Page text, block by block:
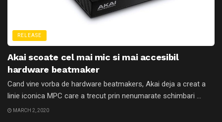
RELEASE
Akai scoate cel mai mic si mai accesibil
hardware beatmaker
Cand vine vorba de hardware beatmakers, Akai deja a creat a
linie iconica MPC care a trecut prin nenumarate schimbari ...
MARCH 2, 2020